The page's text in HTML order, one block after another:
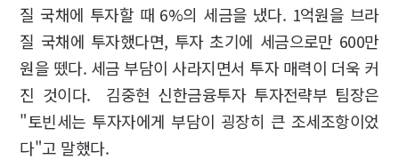
질 국채에 투자할 때 6%의 세금을 냈다. 1억원을 브라
질 국채에 투자했다면, 투자 초기에 세금으로만 600만
원을 뗐다. 세금 부담이 사라지면서 투자 매력이 더욱 커
진 것이다. 김중현 신한금융투자 투자전략부 팀장은
"토빈세는 투자자에게 부담이 굉장히 큰 조세조항이었
다"고 말했다.